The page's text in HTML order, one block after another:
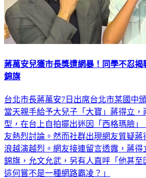
蔣萬安兒獲市長獎遭網暴！同學不忍
錦旗
台北市長蔣萬安7日出席台北市某國中
當天親手給予大兒子「大寶」蔣得立，
型，在台上自拍擺出迷因「西格瑪臉」
友熱烈討論。然而社群出現網友質疑
浪越演越烈。網友接連留言透露，蔣
錦旗，允文允武，另有人直呼「他甚
這何嘗不是一種網路霸凌？」